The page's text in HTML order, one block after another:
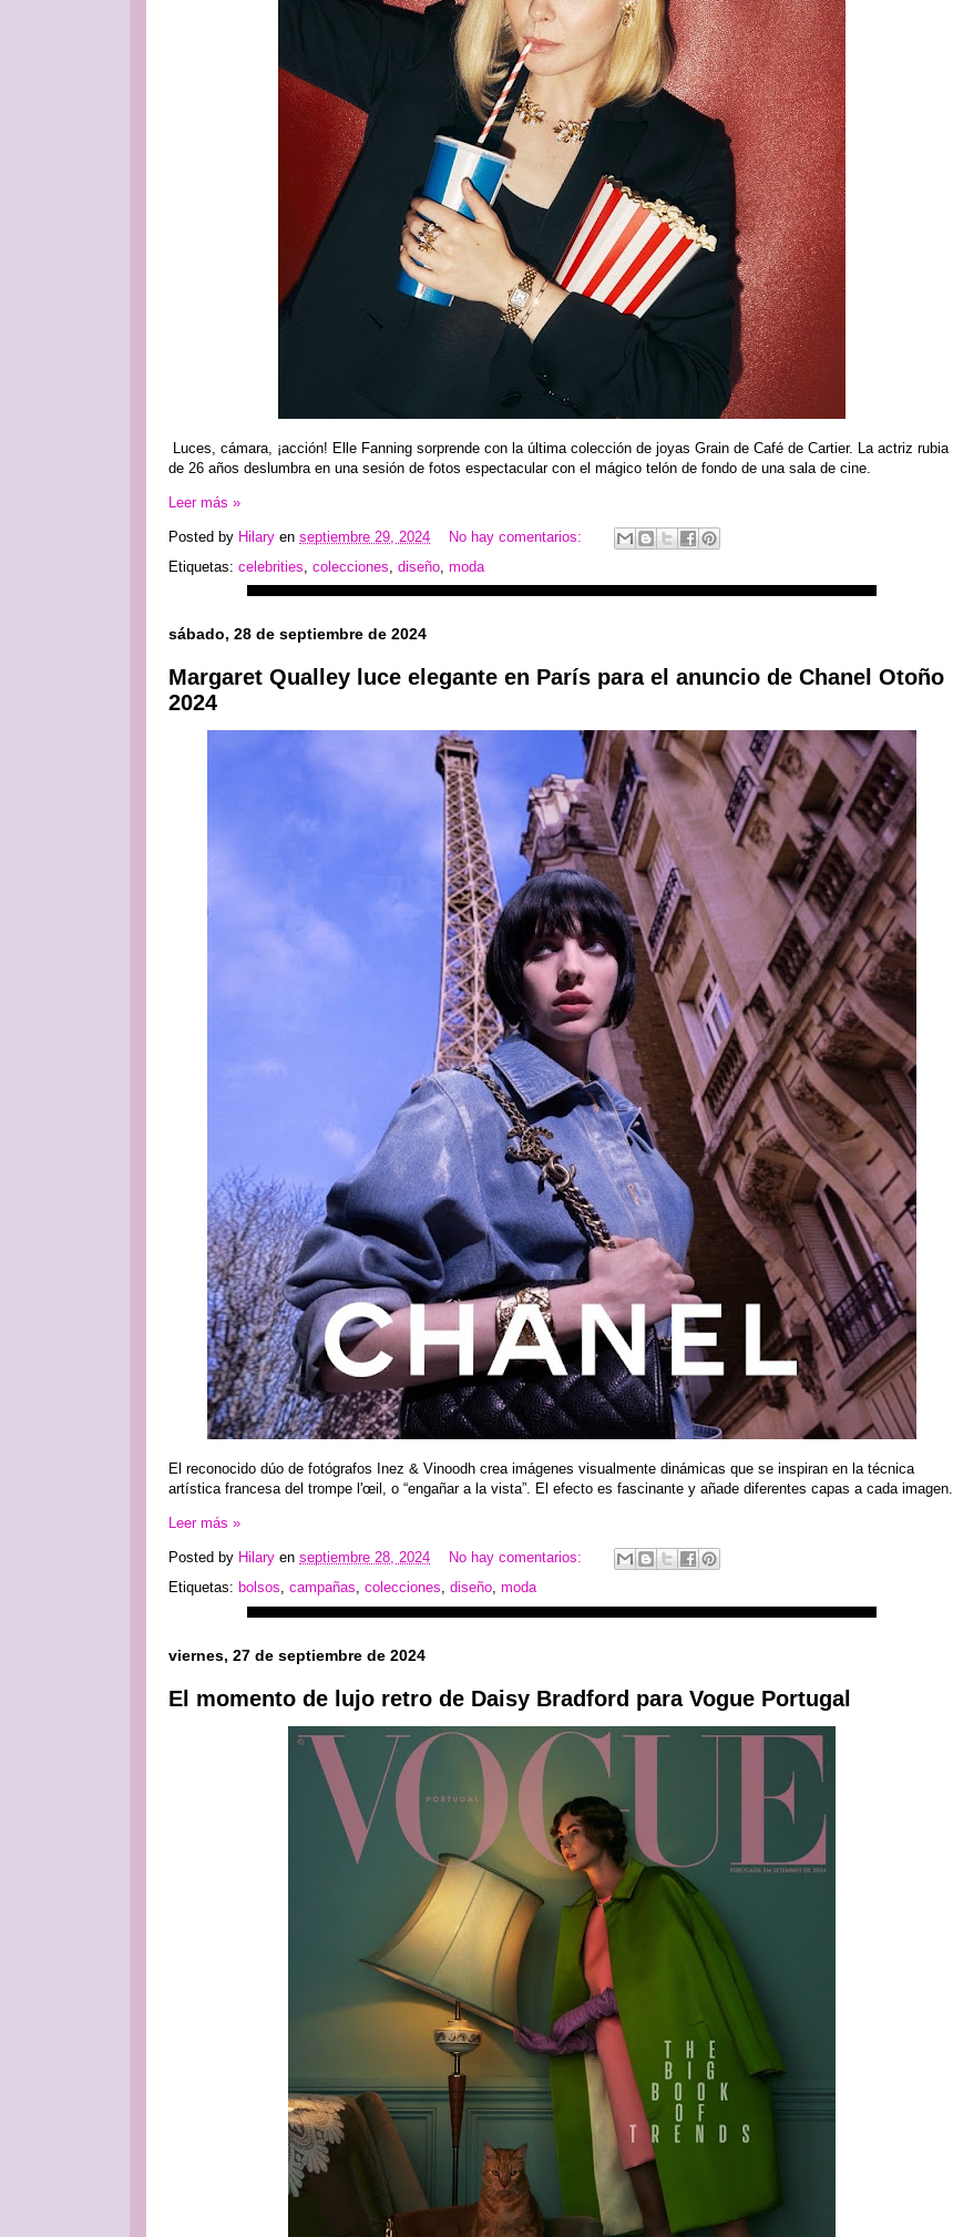
Luces, cámara, ¡acción! Elle Fanning sorprende con la última colección de joyas Grain de Café de Cartier. La actriz rubia
de 26 años deslumbra en una sesión de fotos espectacular con el mágico telón de fondo de una sala de cine.
Leer más »
Posted by Hilary en septiembre 29, 2024
No hay comentarios:
Etiquetas: celebrities colecciones diseño moda
sábado, 28 de septiembre de 2024
Margaret Qualley luce elegante en París para el anuncio de Chanel Otoño
2024
El reconocido dúo de fotógrafos Inez & Vinoodh crea imágenes visualmente dinámicas que se inspiran en la técnica
artística francesa del trompe l'œil, o “engañar a la vista”. El efecto es fascinante y añade diferentes capas a cada imagen.
Leer más »
Posted by Hilary en septiembre 28, 2024
No hay comentarios:
Etiquetas: bolsos, campañas, colecciones, diseño, moda
viernes, 27 de septiembre de 2024
El momento de lujo retro de Daisy Bradford para Vogue Portugal